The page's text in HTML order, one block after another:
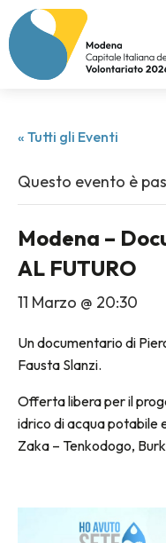
« Tutti gli Eventi
Questo evento è
Modena –
AL FUTURO
11 Marzo @ 20:30
Un documentario di
Fausta Slanzi.
Offerta libera per il
idrico di acqua potabile
Zaka – Tenkodogo,